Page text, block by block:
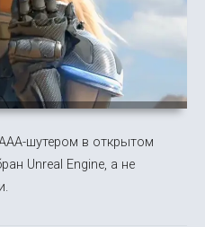
шутером в открытом
Unreal Engine, а не